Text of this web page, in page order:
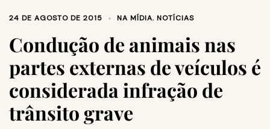
24 DE AGOSTO DE 2015 NA MÍDIA, NOTÍCIAS
Condução de animais nas
partes externas de veículos é
considerada infração de
trânsito grave